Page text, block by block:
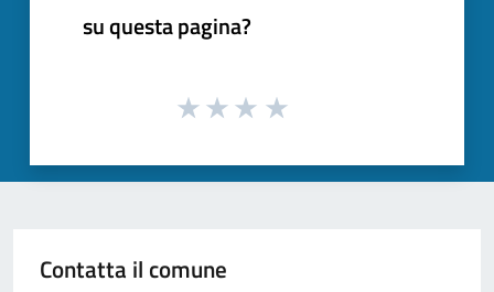
su questa pagina?
Contatta il comune